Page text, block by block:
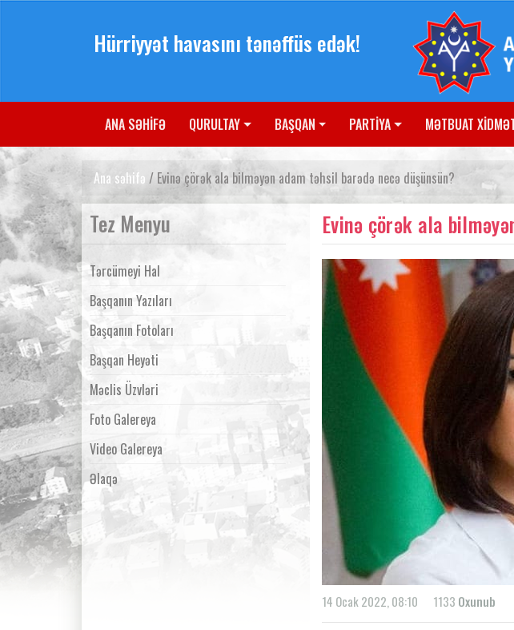
Hürriyyət havasını tənəffüs edək!
ANA SƏHİFƏ QURULTAY BAŞQAN PARTİYA MƏTBUAT
Ana səhifə / Evinə çörək ala bilməyən adam təhsil barədə necə düşünsün?
Tez Menyu
Tərcümeyi Hal
Başqanın Yazıları
Başqanın Fotoları
Başqan Heyəti
Məclis Üzvləri
Foto Galereya
Video Galereya
Əlaqə
Evinə çörək ala
14 Ocak 2022, 08:10 1133 Oxunub